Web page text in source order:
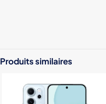
Produits similaires